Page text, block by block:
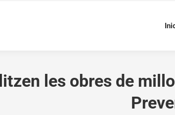
les obres de